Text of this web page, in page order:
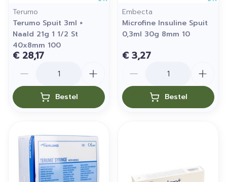
Terumo
Terumo Spuit 3ml +
Naald 21g 1 1/2 St
40x8mm 100
€ 28,17
Bestel
Embecta
Microfine Insuline Spuit
0,3ml 30g 8mm 10
€ 3,27
Bestel